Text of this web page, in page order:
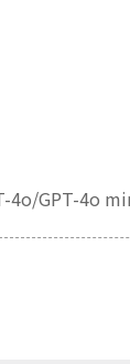
4o/GPT-4o